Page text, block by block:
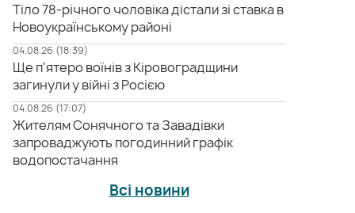
Тіло 78-річного чоловіка дістали зі ставка в
Новоукраїнському районі
04.08.26 (18:39)
Ще п'ятеро воїнів з Кіровоградщини
загинули у війні з Росією
04.08.26 (17:07)
Жителям Сонячного та Завадівки
запроваджують погодинний графік
водопостачання
Всі новини